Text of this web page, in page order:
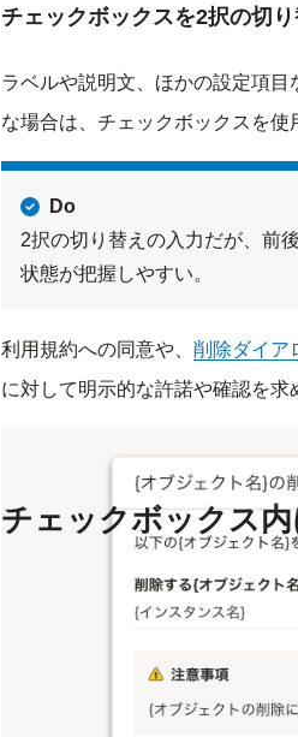
チェックボックスを2択の切
ラベルや説明文、ほかの設定項
な場合は、チェックボックスを使
Do
2択の切り替えの入力だが、前
状態が把握しやすい。
利用規約への同意や、 削除ダイア
に対して明示的な許諾や確認を求
チェックボックス
チェックボックス内には、ヘル
ォーム入力するための操作難易